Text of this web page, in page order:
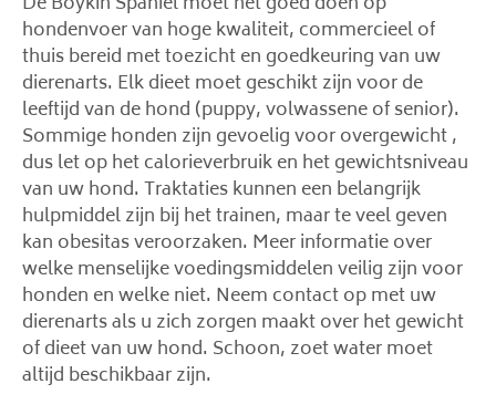
hondenvoer van hoge kwaliteit, commercieel of
thuis bereid met toezicht en goedkeuring van uw
dierenarts. Elk dieet moet geschikt zijn voor de
leeftijd van de hond (puppy, volwassene of senior).
Sommige honden zijn gevoelig voor overgewicht ,
dus let op het calorieverbruik en het gewichtsniveau
van uw hond. Traktaties kunnen een belangrijk
hulpmiddel zijn bij het trainen, maar te veel geven
kan obesitas veroorzaken. Meer informatie over
welke menselijke voedingsmiddelen veilig zijn voor
honden en welke niet. Neem contact op met uw
dierenarts als u zich zorgen maakt over het gewicht
of dieet van uw hond. Schoon, zoet water moet
altijd beschikbaar zijn.